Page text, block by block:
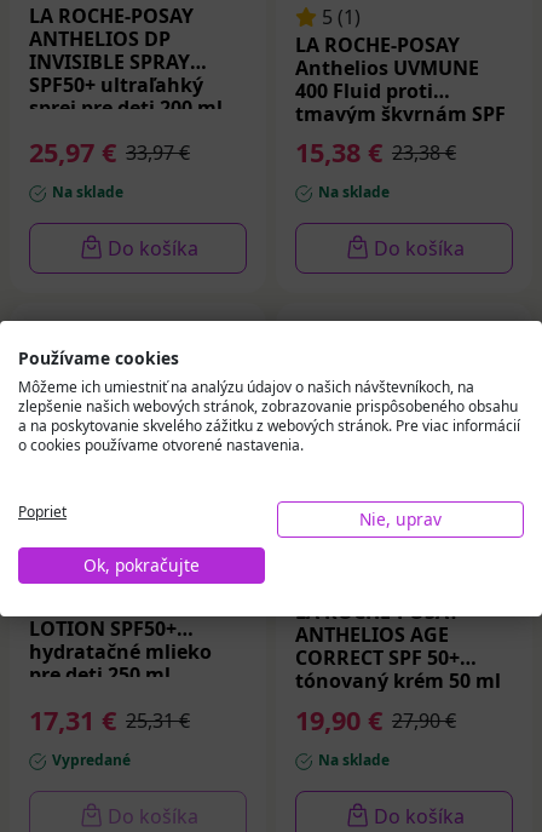
LA ROCHE-POSAY
ANTHELIOS DP
INVISIBLE SPRAY
SPF50+ ultraľahký
sprej pre deti 200 ml
25,97 € 33,97 €
Na sklade
Do košíka
5 (1)
LA ROCHE-POSAY
Anthelios UVMUNE
400 Fluid proti
tmavým škvrnám SPF
15,38 € 23,38 €
Na sklade
Do košíka
LA ROCHE-POSAY
LOTION SPF50+
hydratačné mlieko
pre deti 250 ml
17,31 € 25,31 €
Vypredané
Do košíka
LA ROCHE-POSAY
ANTHELIOS AGE
CORRECT SPF 50+
tónovaný krém 50 ml
19,90 € 27,90 €
Na sklade
Do košíka
Používame cookies
Môžeme ich umiestniť na analýzu údajov o našich návštevníkoch, na
zlepšenie našich webových stránok, zobrazovanie prispôsobeného obsahu
a na poskytovanie skvelého zážitku z webových stránok. Pre viac informácií
o cookies používame otvorené nastavenia.
Poprieť
Nie, uprav
Ok, pokračujte